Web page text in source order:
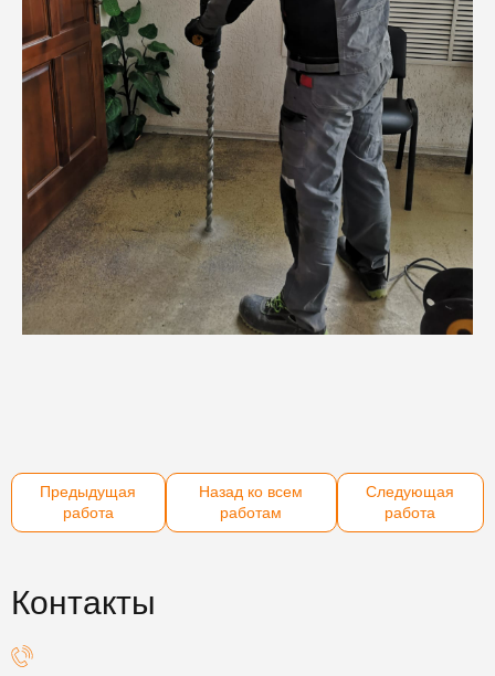
Предыдущая
работа
Назад ко всем
работам
Следующая
работа
Контакты